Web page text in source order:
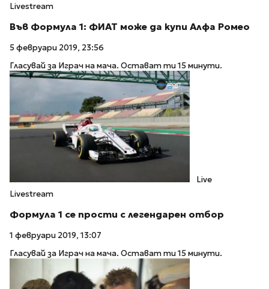
Livestream
Във Формула 1: ФИАТ може да купи Алфа Ромео
5 февруари 2019, 23:56
Гласувай за Играч на мача. Остават ти 15 минути.
Live
Livestream
Формула 1 се прости с легендарен отбор
1 февруари 2019, 13:07
Гласувай за Играч на мача. Остават ти 15 минути.